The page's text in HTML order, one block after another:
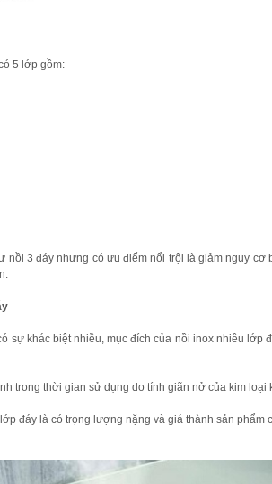
5 lớp gồm:
nồi 3 đáy nhưng có ưu điểm nổi trội là giảm nguy cơ
sự khác biệt nhiều, mục đích của nồi inox nhiều lớp
trong thời gian sử dụng do tính giãn nở của kim loại
đáy là có trọng lượng nặng và giá thành sản phẩm